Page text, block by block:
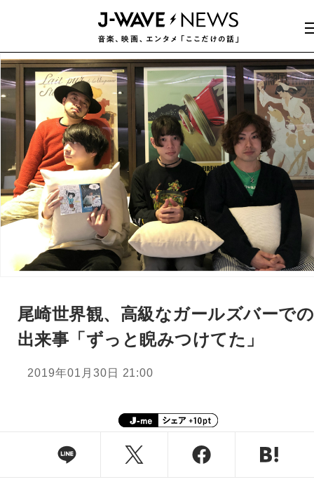
尾崎世界観、高級なガールズバーでの
出来事「ずっと睨みつけてた」
2019年01月30日 21:00